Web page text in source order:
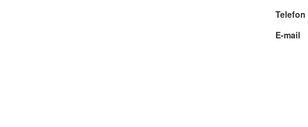
Telefon
E-mail